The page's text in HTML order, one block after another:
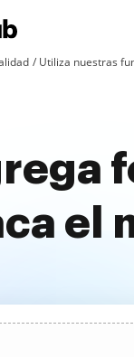
Utiliza nuestras
el